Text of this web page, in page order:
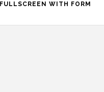
FULLSCREEN WITH FORM